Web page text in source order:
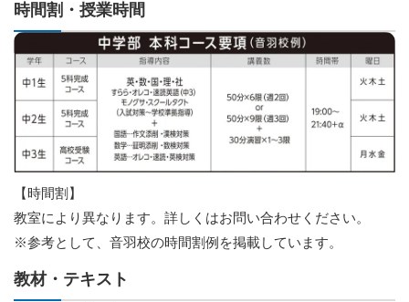
時間割・授業時間
【時間割】
教室により異なります。詳しくはお問い合わせください。
※参考として、音羽校の時間割例を掲載しています。
教材・テキスト